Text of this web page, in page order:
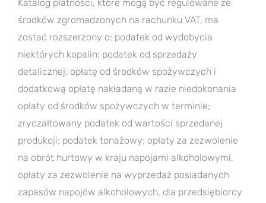
Katalog płatności, które mogą być regulowane ze
środków zgromadzonych na rachunku VAT, ma
zostać rozszerzony o: podatek od wydobycia
niektórych kopalin; podatek od sprzedaży
detalicznej; opłatę od środków spożywczych i
dodatkową opłatę nakładaną w razie niedokonania
opłaty od środków spożywczych w terminie;
zryczałtowany podatek od wartości sprzedanej
produkcji; podatek tonażowy; opłaty za zezwolenie
na obrót hurtowy w kraju napojami alkoholowymi,
opłaty za zezwolenie na wyprzedaż posiadanych
zapasów napojów alkoholowych, dla przedsiębiorcy